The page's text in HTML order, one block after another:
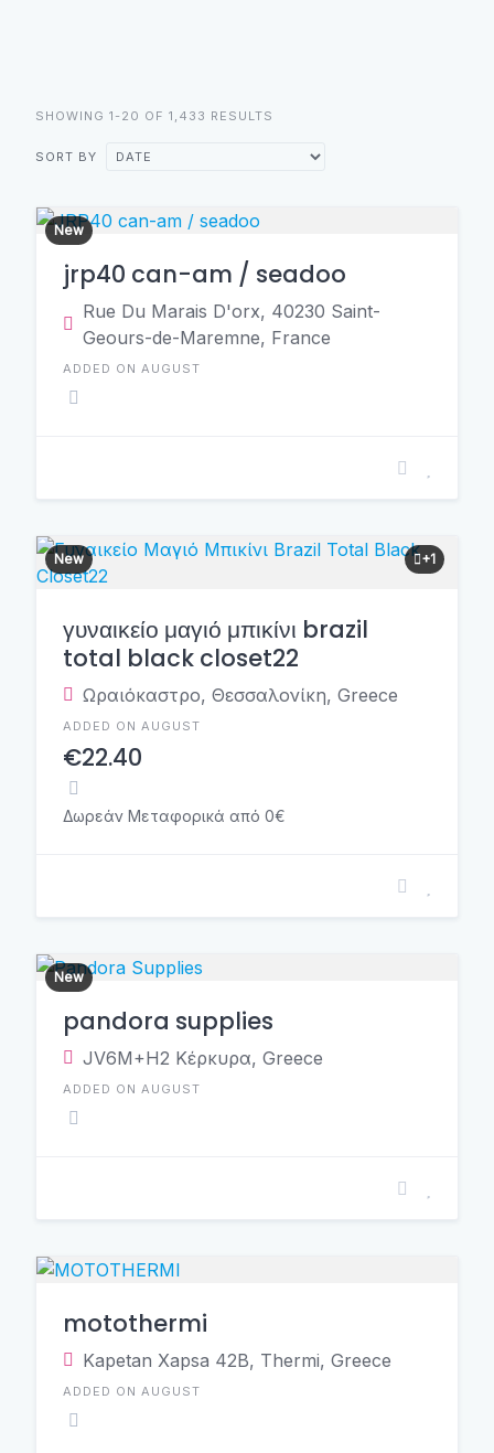
SHOWING 1-20 OF 1,433 RESULTS
SORT BY
New
jrp40 can-am / seadoo
Rue Du Marais D'orx, 40230 Saint-
Geours-de-Maremne, France
ADDED ON AUGUST
New +1
γυναικείο μαγιό μπικίνι brazil
total black closet22
Ωραιόκαστρο, Θεσσαλονίκη, Greece
ADDED ON AUGUST
€22.40
Δωρεάν Μεταφορικά από 0€
New
pandora supplies
JV6M+H2 Κέρκυρα, Greece
ADDED ON AUGUST
motothermi
Κapetan Χapsa 42B, Thermi, Greece
ADDED ON AUGUST